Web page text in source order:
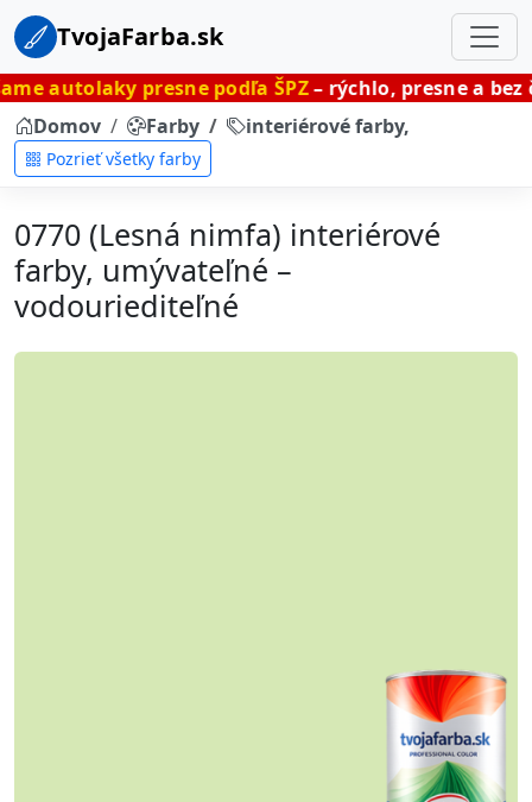
TvojaFarba.sk
presne podľa ŠPZ– rýchlo, presne a bez čakania.
Domov
Farby interiérové farby,
Pozrieť všetky farby
0770 (Lesná nimfa) interiérové
farby, umývateľné –
vodouriediteľné